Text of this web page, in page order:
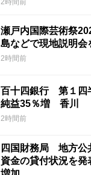
瀬戸内国際芸術祭
島などで現地説明会
2時間前
百十四銀行 第１四
純益35％増 香川
2時間前
四国財務局 地方公
資金の貸付状況を